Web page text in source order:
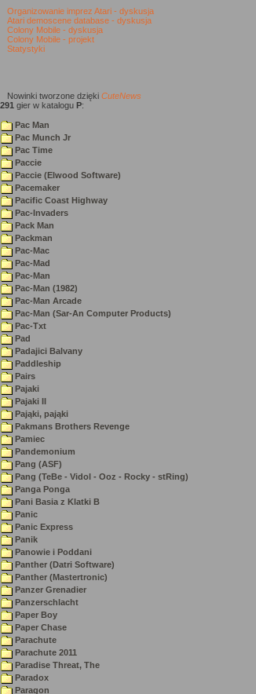
Organizowanie imprez Atari - dyskusja
Atari demoscene database - dyskusja
Colony Mobile - dyskusja
Colony Mobile - projekt
Statystyki
Nowinki tworzone dzięki CuteNews
291 gier w katalogu P:
Pac Man
Pac Munch Jr
Pac Time
Paccie
Paccie (Elwood Software)
Pacemaker
Pacific Coast Highway
Pac-Invaders
Pack Man
Packman
Pac-Mac
Pac-Mad
Pac-Man
Pac-Man (1982)
Pac-Man Arcade
Pac-Man (Sar-An Computer Products)
Pac-Txt
Pad
Padajici Balvany
Paddleship
Pairs
Pajaki
Pajaki II
Pająki, pająki
Pakmans Brothers Revenge
Pamiec
Pandemonium
Pang (ASF)
Pang (TeBe - Vidol - Ooz - Rocky - stRing)
Panga Ponga
Pani Basia z Klatki B
Panic
Panic Express
Panik
Panowie i Poddani
Panther (Datri Software)
Panther (Mastertronic)
Panzer Grenadier
Panzerschlacht
Paper Boy
Paper Chase
Parachute
Parachute 2011
Paradise Threat, The
Paradox
Paragon